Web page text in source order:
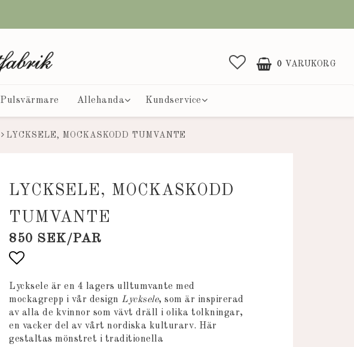
0 VARUKORG
Pulsvärmare Allehanda Kundservice
LYCKSELE, MOCKASKODD TUMVANTE
LYCKSELE, MOCKASKODD
TUMVANTE
850 SEK/PAR
Lägg till i favoritlistan
Lycksele är en 4 lagers ulltumvante med
mockagrepp i vår design Lycksele, som är inspirerad
av alla de kvinnor som vävt dräll i olika tolkningar,
en vacker del av vårt nordiska kulturarv. Här
gestaltas mönstret i traditionella